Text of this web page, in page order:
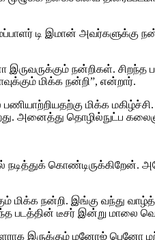
டி இமான் அவர்களுக்கு
இருவருக்கும் நன்றிகள்.
மிக்க நன்றி”, என்றார்.
மிக்க
தொழில்நுட்ப
நடித்துக்
மிக்க நன்றி. இங்கு வந்து
டீசர் இன்று மாலை
இருக்கும் மனோஜ் பெனோ